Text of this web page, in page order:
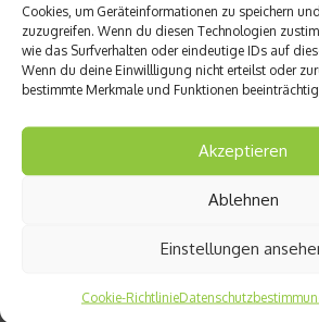
Cookies, um Geräteinformationen zu speichern
zuzugreifen. Wenn du diesen Technologien
wie das Surfverhalten oder eindeutige IDs auf
Wenn du deine Einwillligung nicht erteilst oder
bestimmte Merkmale und Funktionen
Akzeptieren
Ablehnen
Einstellungen
Cookie-Richtlinie
Trainingsplan – Teil 10: Die
(Mücken-)Sturm
von 10 Wochen hat netzathleten-
der achten Trainingswoche nach den
Das Ziel ist fast schon zum Greifen nah....